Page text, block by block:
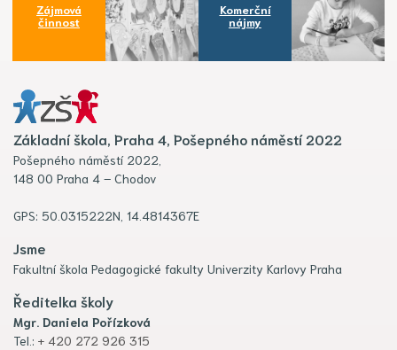
Zájmová
činnost
Komerční
nájmy
Základní škola, Praha 4, Pošepného náměstí 2022
Pošepného náměstí 2022,
148 00 Praha 4 – Chodov
GPS: 50.0315222N, 14.4814367E
Jsme
Fakultní škola Pedagogické fakulty Univerzity Karlovy Praha
Ředitelka školy
Mgr. Daniela Pořízková
Tel.: + 420 272 926 315